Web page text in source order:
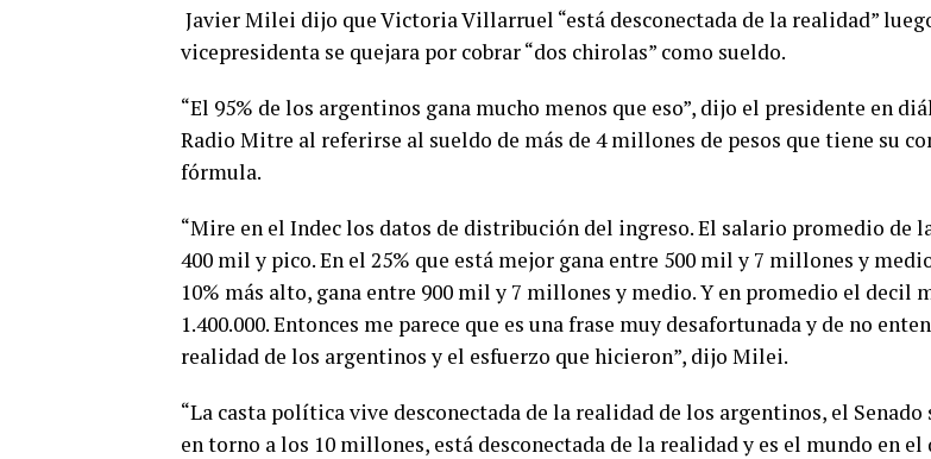
Javier Milei dijo que Victoria Villarruel “está desconectada de la realidad”
vicepresidenta se quejara por cobrar “dos chirolas” como sueldo.
“El 95% de los argentinos gana mucho menos que eso”, dijo el presidente en
Radio Mitre al referirse al sueldo de más de 4 millones de pesos que tiene su
fórmula.
“Mire en el Indec los datos de distribución del ingreso. El salario promedio de
400 mil y pico. En el 25% que está mejor gana entre 500 mil y 7 millones y
10% más alto, gana entre 900 mil y 7 millones y medio. Y en promedio el decil
1.400.000. Entonces me parece que es una frase muy desafortunada y de no
realidad de los argentinos y el esfuerzo que hicieron”, dijo Milei.
“La casta política vive desconectada de la realidad de los argentinos, el Senado
en torno a los 10 millones, está desconectada de la realidad y es el mundo en el